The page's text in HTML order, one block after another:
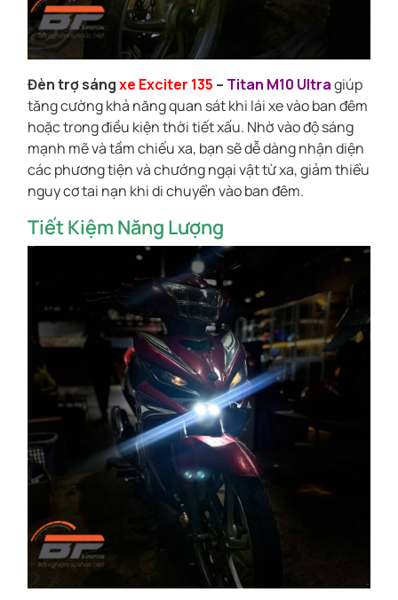
Đèn trợ sángxe Exciter 135 – Titan M10 Ultragiúp
tăng cường khả năng quan sát khi lái xe vào ban đêm
hoặc trong điều kiện thời tiết xấu. Nhờ vào độ sáng
mạnh mẽ và tầm chiếu xa, bạn sẽ dễ dàng nhận diện
các phương tiện và chướng ngại vật từ xa, giảm thiểu
nguy cơ tai nạn khi di chuyển vào ban đêm.
Tiết Kiệm Năng Lượng